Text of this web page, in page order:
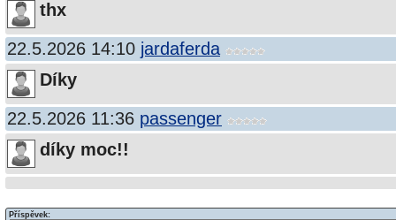
thx
22.5.2026 14:10 jardaferda
Díky
22.5.2026 11:36 passenger
díky moc!!
Příspěvek: